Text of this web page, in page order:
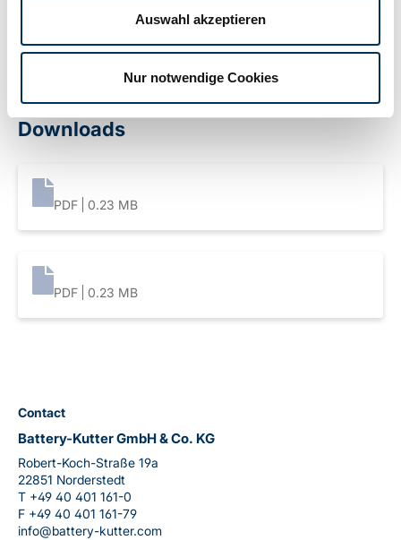
Auswahl akzeptieren
Nur notwendige Cookies
various
1,1kg
Downloads
PDF 0.23 MB
PDF 0.23 MB
Contact
Battery-Kutter GmbH & Co. KG
Robert-Koch-Straße 19a
22851 Norderstedt
T +49 40 401 161-0
F +49 40 401 161-79
info@battery-kutter.com